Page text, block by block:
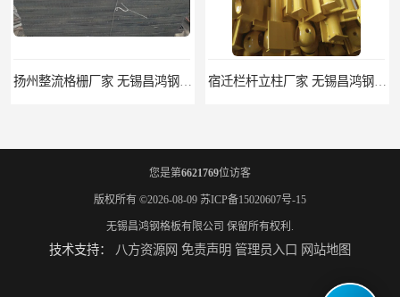
您是第6621769位访客
版权所有 ©2026-08-09 苏ICP备15020607号-15
无锡昌鸿钢格板有限公司 保留所有权利.
技术支持： 八方资源网 免责声明 管理员入口 网站地图